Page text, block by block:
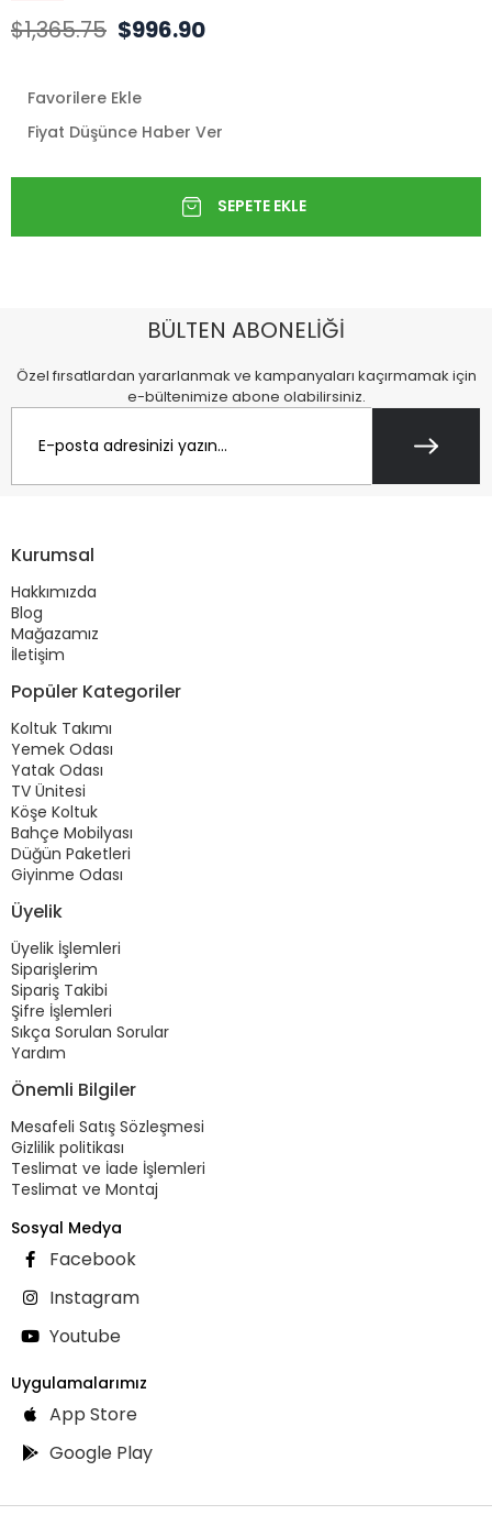
$1,365.75 $996.90
Favorilere Ekle
Fiyat Düşünce Haber Ver
BÜLTEN ABONELİĞİ
Özel fırsatlardan yararlanmak ve kampanyaları kaçırmamak için
e-bültenimize abone olabilirsiniz.
Kurumsal
Hakkımızda
Blog
Mağazamız
İletişim
Popüler Kategoriler
Koltuk Takımı
Yemek Odası
Yatak Odası
TV Ünitesi
Köşe Koltuk
Bahçe Mobilyası
Düğün Paketleri
Giyinme Odası
Üyelik
Üyelik İşlemleri
Siparişlerim
Sipariş Takibi
Şifre İşlemleri
Sıkça Sorulan Sorular
Yardım
Önemli Bilgiler
Mesafeli Satış Sözleşmesi
Gizlilik politikası
Teslimat ve İade İşlemleri
Teslimat ve Montaj
Sosyal Medya
Facebook
Instagram
Youtube
Uygulamalarımız
App Store
Google Play